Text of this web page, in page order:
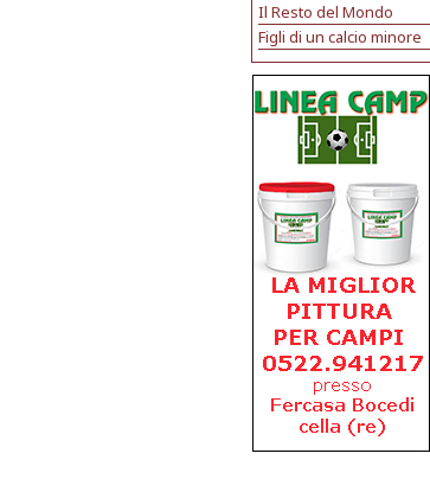
Il Resto del Mondo
Figli di un calcio minore